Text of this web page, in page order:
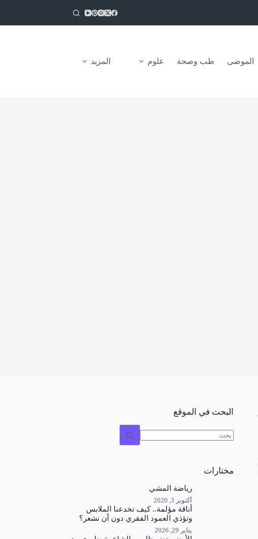
الموضى طب وصحة علوم المزيد
البحث في الموقع
نتائج
مختارات
رياضة المشي
أكتوبر 3, 2020
أناقة مؤلمة.. كيف تخدعنا الملابس
وتؤذي العمود الفقري دون أن نشعر؟
يناير 29, 2026